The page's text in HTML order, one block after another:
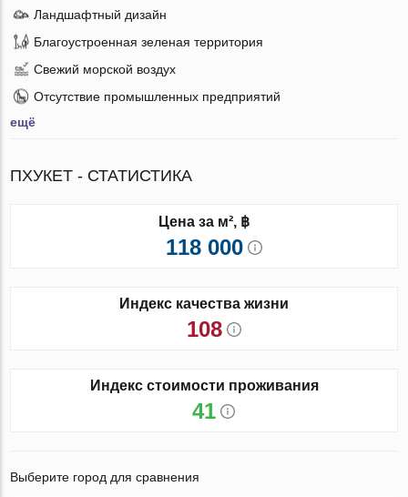
Ландшафтный дизайн
Благоустроенная зеленая территория
Свежий морской воздух
Отсутствие промышленных предприятий
ещё
ПХУКЕТ - СТАТИСТИКА
Цена за м², ฿
118 000
Индекс качества жизни
108
Индекс стоимости проживания
41
Выберите город для сравнения